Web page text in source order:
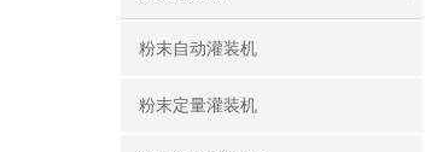
粉末自动灌装机
粉末定量灌装机